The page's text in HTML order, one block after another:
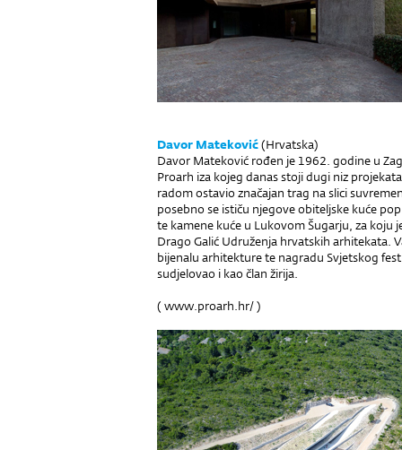
Davor Mateković(Hrvatska)
Davor Mateković rođen je 1962. godine u
Proarh iza kojeg danas stoji dugi niz
radom ostavio značajan trag na slici
posebno se ističu njegove obiteljske kuće
te kamene kuće u Lukovom Šugarju, za
Drago Galić Udruženja hrvatskih arhitekata.
bijenalu arhitekture te nagradu Svjetskog
sudjelovao i kao član žirija.
( www.proarh.hr/)